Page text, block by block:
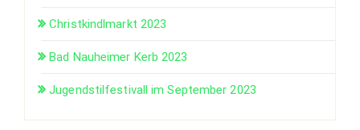
Christkindlmarkt 2023
Bad Nauheimer Kerb 2023
Jugendstilfestivall im September 2023